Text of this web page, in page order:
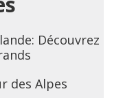
Découvrez
des Alpes